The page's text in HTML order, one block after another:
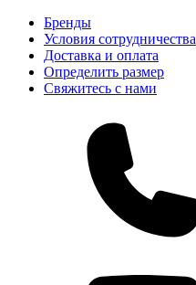
Бренды
Условия сотрудничества
Доставка и оплата
Определить размер
Свяжитесь с нами